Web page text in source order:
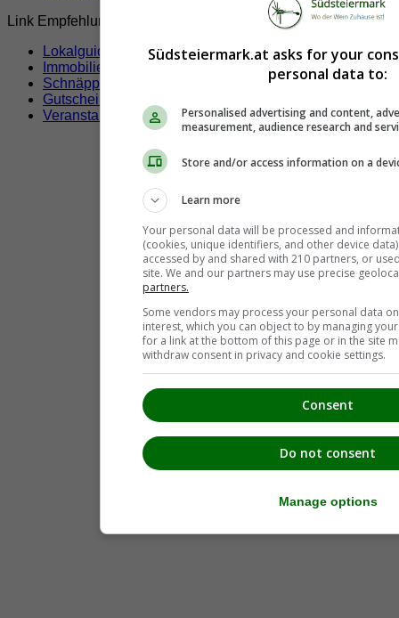
Link Empfehlungen
Lokalguide
Immobilien
Schnäppchen
Gutscheine & Rabatte
Veranstaltungen
Südsteiermark.at asks for your
personal data to:
Personalised advertising and content,
measurement, audience research and
Store and/or access information on a
Learn more
Your personal data will be processed and
(cookies, unique identifiers, and other device
accessed by and shared with 210 partners, or
site. We and our partners may use precise
partners.
Some vendors may process your personal data
interest, which you can object to by managing
for a link at the bottom of this page or in the site
withdraw consent in privacy and cookie settings.
Consent
Do not consent
Manage options